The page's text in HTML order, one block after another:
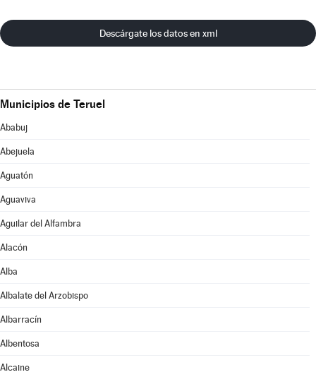
Descárgate los datos en xml
Municipios de Teruel
Ababuj
Abejuela
Aguatón
Aguaviva
Aguilar del Alfambra
Alacón
Alba
Albalate del Arzobispo
Albarracín
Albentosa
Alcaine